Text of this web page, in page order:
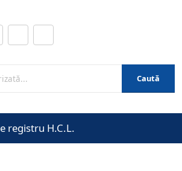
Caută
registru H.C.L.